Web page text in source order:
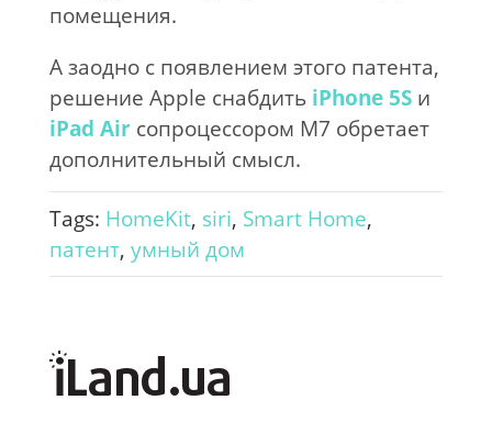
помещения.
А заодно с появлением этого патента,
решение Apple снабдить iPhone 5Sи
iPad Airсопроцессором M7 обретает
дополнительный смысл.
Tags: HomeKit, siri, Smart Home,
патент, умный дом